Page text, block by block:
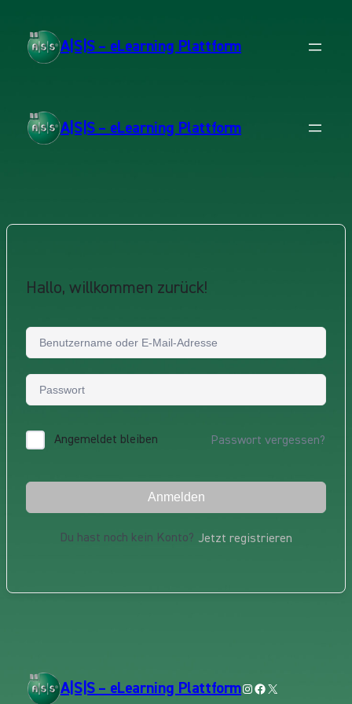
A|S|S – eLearning Plattform
A|S|S – eLearning Plattform
Hallo, willkommen zurück!
Angemeldet bleiben Passwort vergessen?
Anmelden
Du hast noch kein Konto? Jetzt registrieren
A|S|S – eLearning PlattformInstagram
Facebook
X